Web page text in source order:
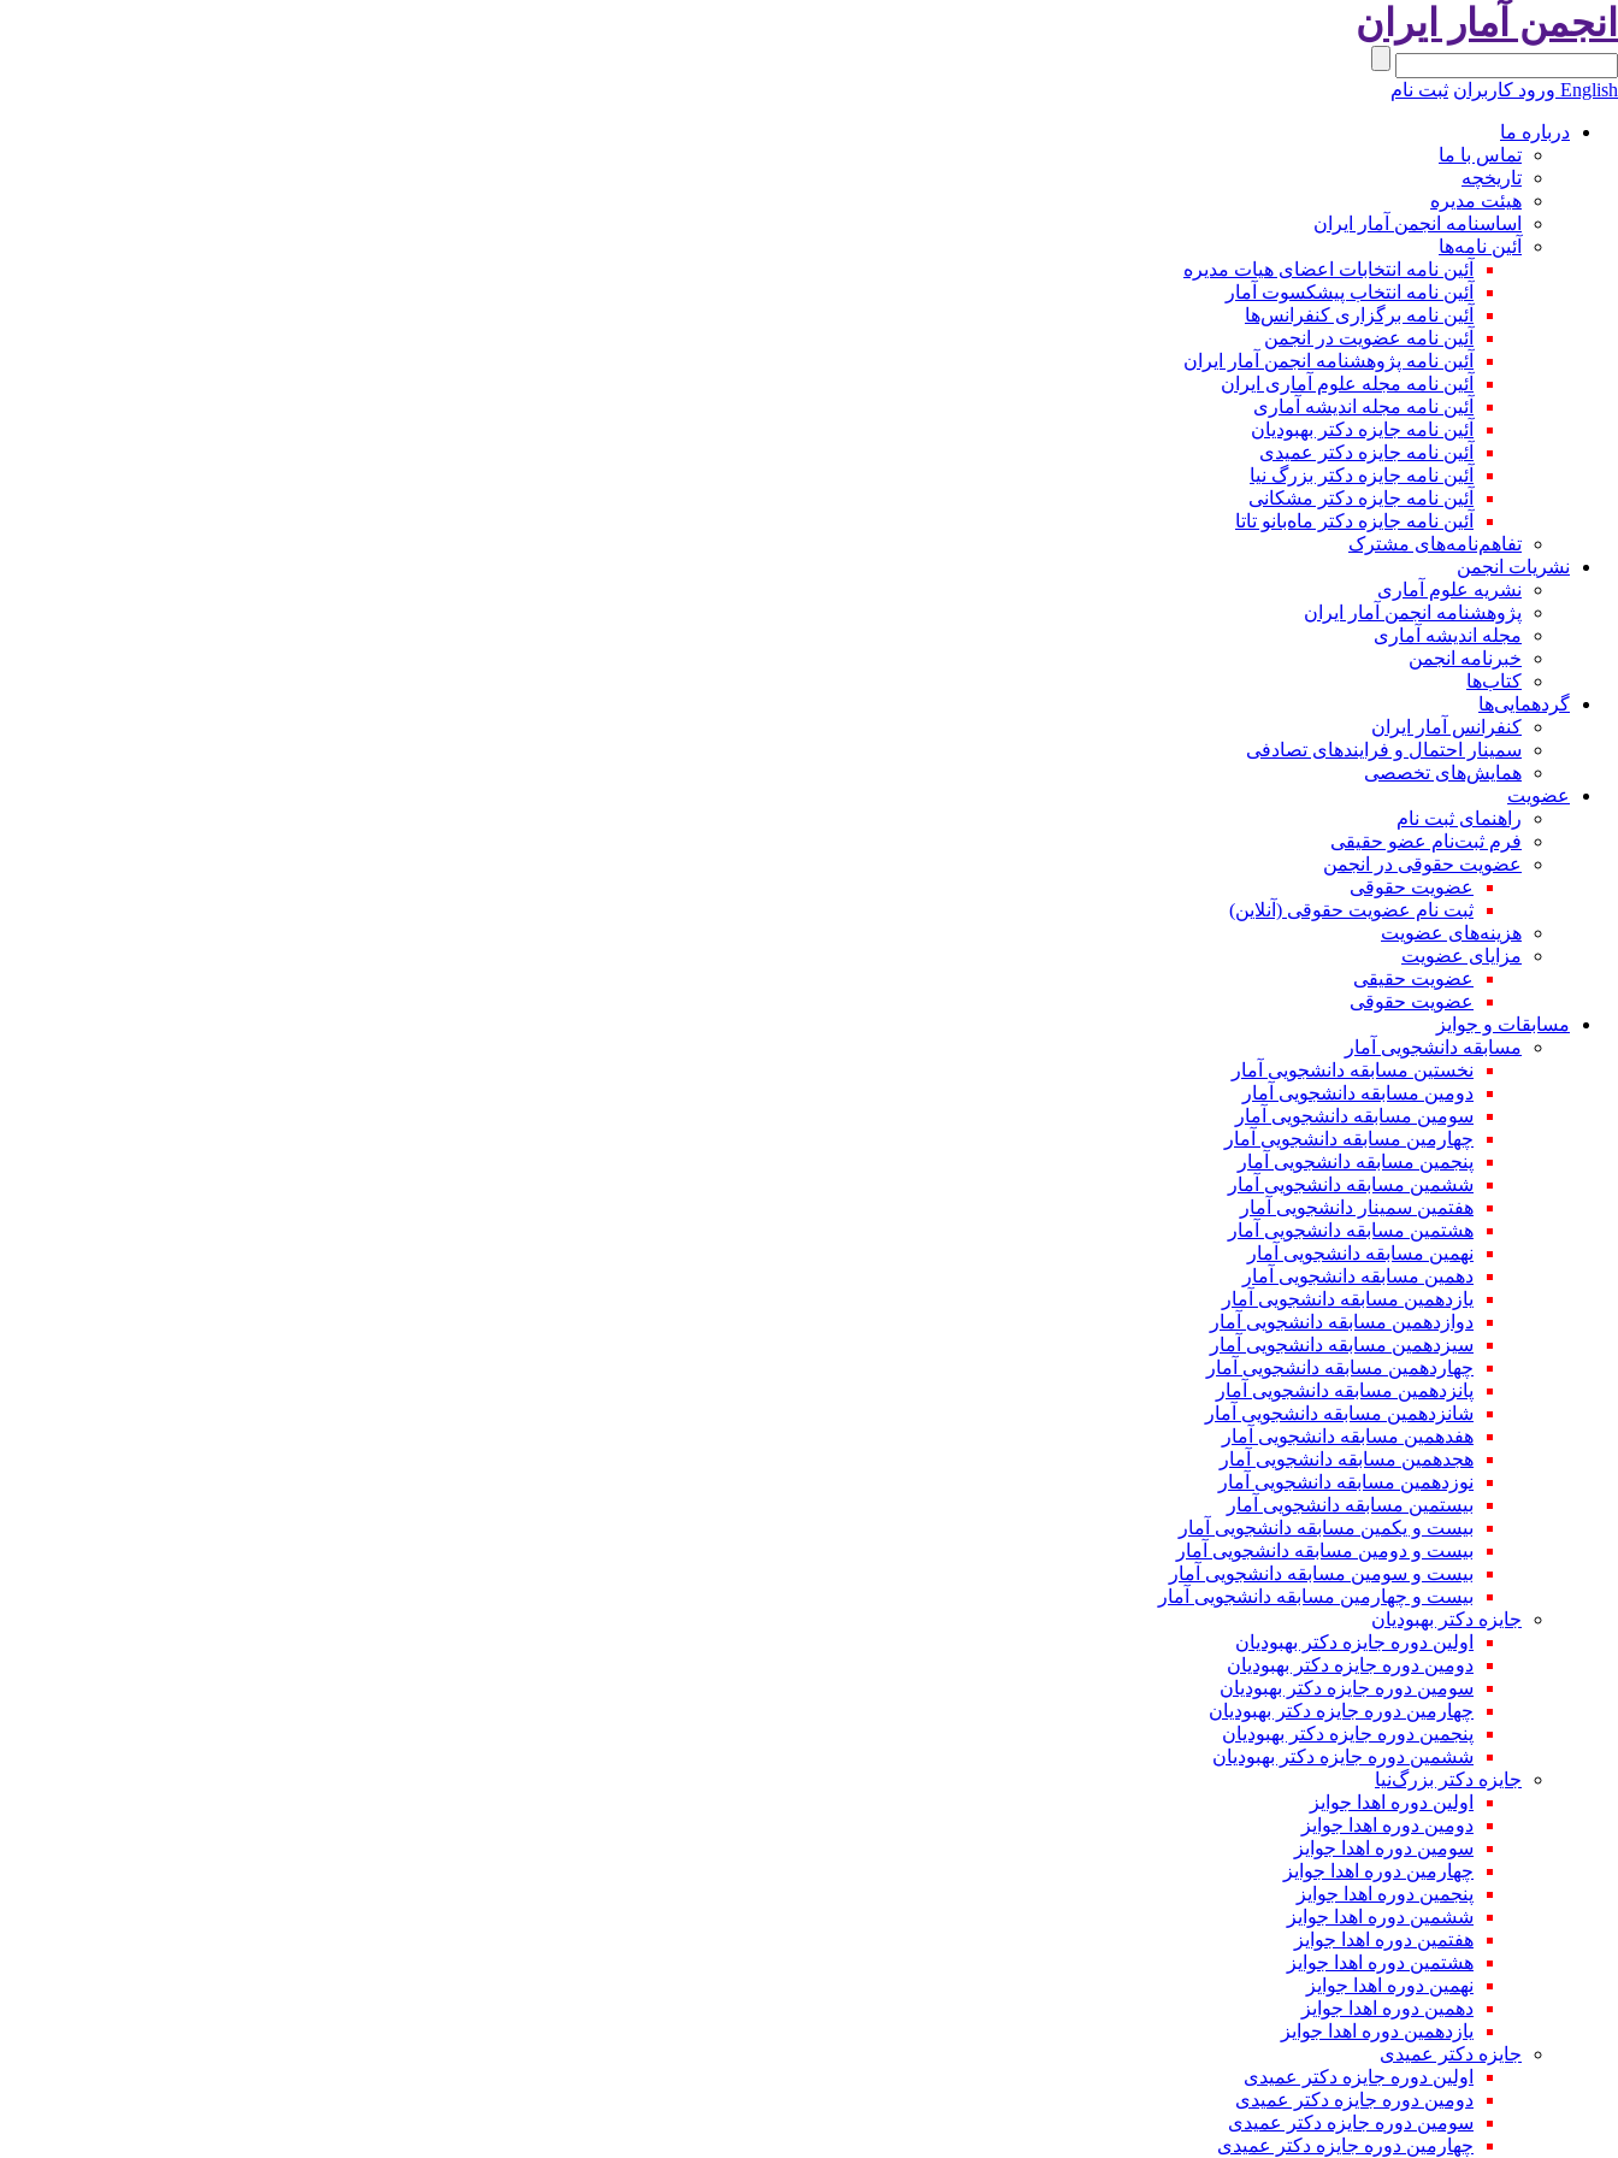
انجمن آمار ایران
English ورود کاربران ثبت نام
درباره ما
تماس با ما
تاریخچه
هیئت مدیره
اساسنامه انجمن آمار ایران
آئین نامه‌ها
آئین نامه انتخابات اعضای هیات مدیره
آئین نامه انتخاب پیشکسوت آمار
آئین نامه برگزاری کنفرانس‌ها
آئین نامه عضویت در انجمن
آئین نامه پژوهشنامه انجمن آمار ایران
آئین نامه مجله علوم آماری ایران
آئین نامه مجله اندیشه آماری
آئین‌ نامه جایزه دکتر بهبودیان
آئین نامه جایزه دکتر عمیدی
آئین نامه جایزه دکتر بزرگ نیا
آئین نامه جایزه دکتر مشکانی
آئین نامه جایزه دکتر ماه‌بانو تاتا
تفاهم‌نامه‌های مشترک
نشریات انجمن
نشریه علوم آماری
پژوهشنامه انجمن آمار ایران
مجله اندیشه آماری
خبرنامه انجمن
کتاب‌ها
گردهمایی‌ها
کنفرانس آمار ایران
سمینار احتمال و فرایندهای تصادفی
همایش‌های تخصصی
عضویت
راهنمای ثبت نام
فرم ثبت‌نام عضو حقیقی
عضویت حقوقی در انجمن
عضویت حقوقی
ثبت نام عضویت حقوقی (آنلاین)
هزینه‌های عضویت
مزایای عضویت
عضویت حقیقی
عضویت حقوقی
مسابقات و جوایز
مسابقه دانشجویی آمار
نخستین مسابقه دانشجویی آمار
دومین مسابقه دانشجویی آمار
سومین مسابقه دانشجویی آمار
چهارمین مسابقه دانشجویی آمار
پنجمین مسابقه دانشجویی آمار
ششمین مسابقه دانشجویی آمار
هفتمین سمینار دانشجویی آمار
هشتمین مسابقه دانشجویی آمار
نهمین مسابقه دانشجویی آمار
دهمین مسابقه دانشجویی آمار
یازدهمین مسابقه دانشجویی آمار
دوازدهمین مسابقه دانشجویی آمار
سیزدهمین مسابقه دانشجویی آمار
چهاردهمین مسابقه دانشجویی آمار
پانزدهمین مسابقه دانشجویی آمار
شانزدهمین مسابقه دانشجویی آمار
هفدهمین مسابقه دانشجویی آمار
هجدهمین مسابقه دانشجویی آمار
نوزدهمین مسابقه دانشجویی آمار
بیستمین مسابقه دانشجویی آمار
بیست و یکمین مسابقه دانشجویی آمار
بیست و دومین مسابقه دانشجویی آمار
بیست و سومین مسابقه دانشجویی آمار
بیست و چهارمین مسابقه دانشجویی آمار
جایزه دکتر بهبودیان
اولین دوره جایزه دکتر بهبودیان
دومین دوره جایزه دکتر بهبودیان
سومین دوره جایزه دکتر بهبودیان
چهارمین دوره جایزه دکتر بهبودیان
پنجمین دوره جایزه دکتر بهبودیان
ششمین دوره جایزه دکتر بهبودیان
جایزه دکتر بزرگ‌نیا
اولین دوره اهدا جوایز
دومین دوره اهدا جوایز
سومین دوره اهدا جوایز
چهارمین دوره اهدا جوایز
پنجمین دوره اهدا جوایز
ششمین دوره اهدا جوایز
هفتمین دوره اهدا جوایز
هشتمین دوره اهدا جوایز
نهمین دوره اهدا جوایز
دهمین دوره اهدا جوایز
یازدهمین دوره اهدا جوایز
جایزه دکتر عمیدی
اولین دوره جایزه دکتر عمیدی
دومین دوره جایزه دکتر عمیدی
سومین دوره جایزه دکتر عمیدی
چهارمین دوره جایزه دکتر عمیدی